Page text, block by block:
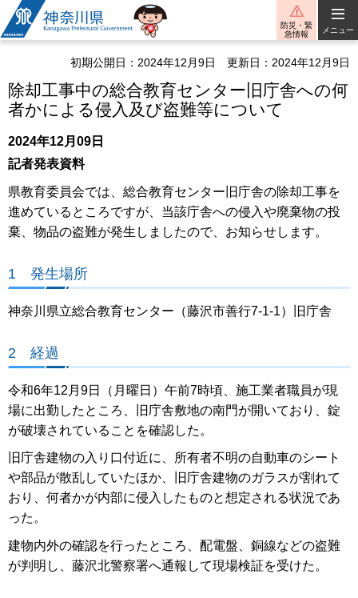
神奈川県
防災・緊
急情報
メニュー
初期公開日：2024年12月9日 更新日：2024年12月9日
除却工事中の総合教育センター旧庁舎への何
者かによる侵入及び盗難等について
2024年12月09日
記者発表資料
県教育委員会では、総合教育センター旧庁舎の除却工事を
進めているところですが、当該庁舎への侵入や廃棄物の投
棄、物品の盗難が発生しましたので、お知らせします。
1 発生場所
神奈川県立総合教育センター（藤沢市善行7-1-1）旧庁舎
2 経過
令和6年12月9日（月曜日）午前7時頃、施工業者職員が現
場に出勤したところ、旧庁舎敷地の南門が開いており、錠
が破壊されていることを確認した。
旧庁舎建物の入り口付近に、所有者不明の自動車のシート
や部品が散乱していたほか、旧庁舎建物のガラスが割れて
おり、何者かが内部に侵入したものと想定される状況であ
った。
建物内外の確認を行ったところ、配電盤、銅線などの盗難
が判明し、藤沢北警察署へ通報して現場検証を受けた。